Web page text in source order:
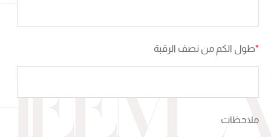
*طول الكم من نصف الرقبة
ملاحظات